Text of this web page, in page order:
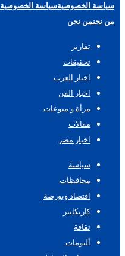
سياسة الخصوصيةسياسة الخصوصية
من نحنمن نحن
تقارير
تحقيقات
اخبار العرب
اخبار الفن
مرأة و منوعات
مقالات
اخبار مصر
سياسة
محافظات
اقتصاد وبورصة
كاريكاتير
ثقافة
ألبومات